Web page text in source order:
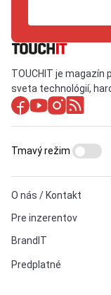
TOUCHIT je magazín
sveta technológií,
O nás / Kontakt
Pre inzerentov
BrandIT
Predplatné
Tmavý režim